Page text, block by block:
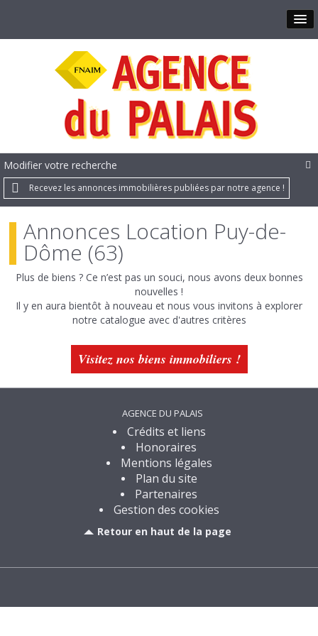
Modifier votre recherche
Recevez les annonces immobilières publiées par notre agence !
Annonces Location Puy-de-
Dôme (63)
Plus de biens ? Ce n’est pas un souci, nous avons deux bonnes
nouvelles !
Il y en aura bientôt à nouveau et nous vous invitons à explorer
notre catalogue avec d'autres critères
Visitez nos biens immobiliers !
AGENCE DU PALAIS
Crédits et liens
Honoraires
Mentions légales
Plan du site
Partenaires
Gestion des cookies
Retour en haut de la page